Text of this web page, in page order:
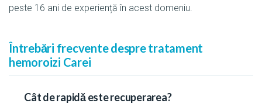
peste 16 ani de experiență în acest domeniu.
Întrebări frecvente despre tratament
hemoroizi Carei
Cât de rapidă este recuperarea?